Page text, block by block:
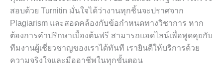
สอบด้วย Turnitin มั่นใจได้ว่างานทุกชิ้นจะปราศจาก
Plagiarism และสอดคล้องกับข้อกำหนดทางวิชาการ หาก
ต้องการคำปรึกษาเบื้องต้นฟรี สามารถแอดไลน์เพื่อพูดคุยกับ
ทีมงานผู้เชี่ยวชาญของเราได้ทันที เรายินดีให้บริการด้วย
ความจริงใจและมืออาชีพในทุกขั้นตอน